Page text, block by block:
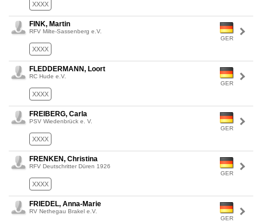
XXXX
GER
FINK, Martin
RFV Milte-Sassenberg e.V.
XXXX
GER
FLEDDERMANN, Loort
RC Hude e.V.
XXXX
GER
FREIBERG, Carla
PSV Wiedenbrück e. V.
XXXX
GER
FRENKEN, Christina
RFV Deutschritter Düren 1926
XXXX
GER
FRIEDEL, Anna-Marie
RV Nethegau Brakel e.V.